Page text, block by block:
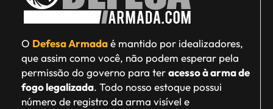
O Defesa Armadaé mantido por idealizadores,
que assim como você, não podem esperar pela
permissão do governo para teracesso à arma de
fogo legalizada. Todo nosso estoque possui
número de registro da arma visível e